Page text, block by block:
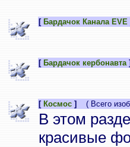
[ Бардачок Канала EVE
[ Бардачок кербонавта]
[ Космос ] ( Всего
В этом
красивые